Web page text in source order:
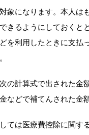
になります。本人は
きるようにしておくと
を利用したときに支払
の計算式で出された金
などで補てんされた金
ては医療費控除に関